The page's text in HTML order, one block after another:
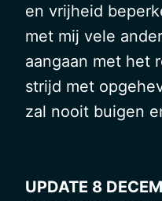
en vrijheid
met mij vele
aangaan met het
strijd met
zal nooit buigen
UPDATE 8